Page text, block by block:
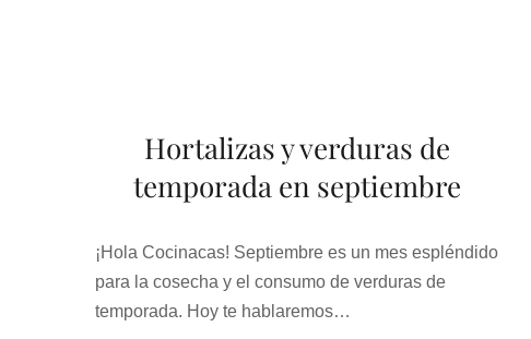
Hortalizas y verduras de
temporada en septiembre
¡Hola Cocinacas! Septiembre es un mes espléndido
para la cosecha y el consumo de verduras de
temporada. Hoy te hablaremos…